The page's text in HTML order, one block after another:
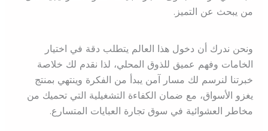
من يبحث عن التميز.
ونحن ندرك أن دخول هذا العالم يتطلب دقة في اختيار
الخامات وفهم عميق للذوق المحلي، لذا نقدم لك خلاصة
خبرتنا لنرسم لك مسار آمن يبدأ من الفكرة وينتهي بمنتج
يغزو الأسواق، مع ضمان الكفاءة التشغيلية التي تحميك من
مخاطر العشوائية في سوق تجارة العبايات المتسارع.